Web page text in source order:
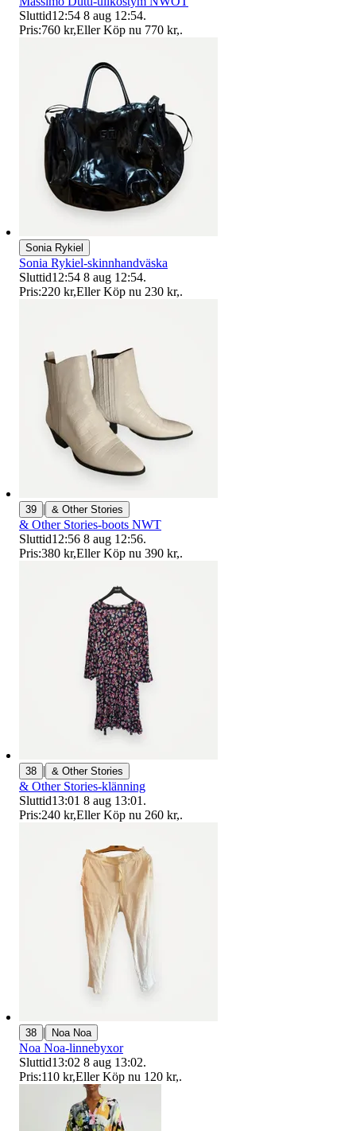
Sluttid12:54 8 aug 12:54.
Pris:760 kr,Eller Köp nu 770 kr,.
Sonia Rykiel
Sonia Rykiel-skinnhandväska
Sluttid12:54 8 aug 12:54.
Pris:220 kr,Eller Köp nu 230 kr,.
39 | & Other Stories
& Other Stories-boots NWT
Sluttid12:56 8 aug 12:56.
Pris:380 kr,Eller Köp nu 390 kr,.
38 | & Other Stories
& Other Stories-klänning
Sluttid13:01 8 aug 13:01 .
Pris:240 kr,Eller Köp nu 260 kr,.
38 | Noa Noa
Noa Noa-linnebyxor
Sluttid13:02 8 aug 13:02.
Pris:110 kr,Eller Köp nu 120 kr,.